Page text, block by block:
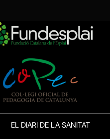
EL DIARI DE LA SANITAT